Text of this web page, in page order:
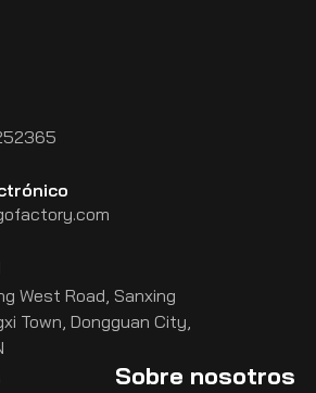
West Road, Sanxing
Town, Dongguan City,
Sobre nosotros